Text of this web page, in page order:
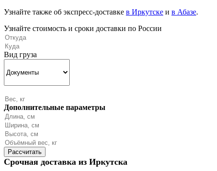
Узнайте также об экспресс-доставке в Иркутске и в Абазе.
Узнайте стоимость и сроки доставки по России
Вид груза
Дополнительные параметры
Срочная доставка из Иркутска